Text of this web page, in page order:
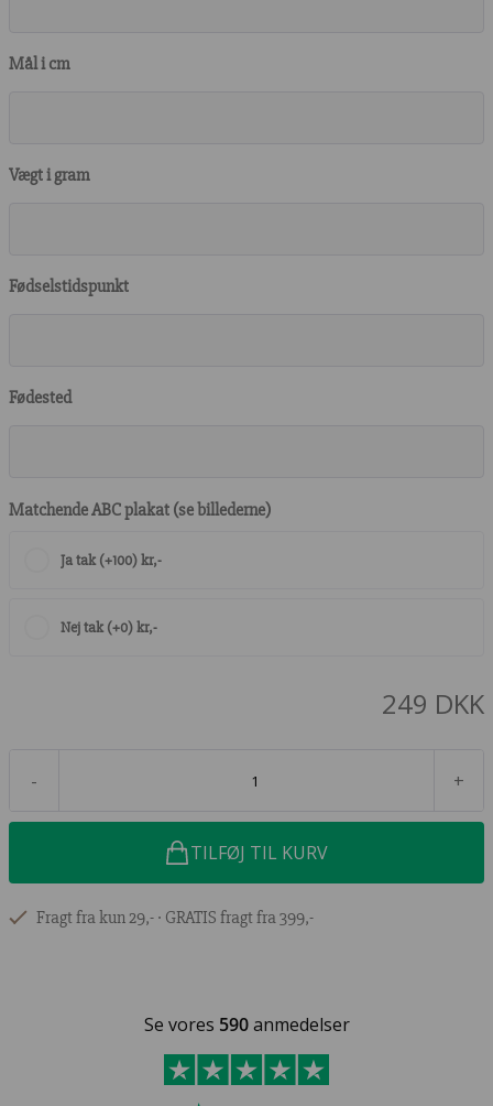
- +
TILFØJ TIL KURV
Mål i cm
Vægt i gram
Fødselstidspunkt
Fødested
Matchende ABC plakat (se billederne)
Ja tak (+100) kr,-
Nej tak (+0) kr,-
249 DKK
Fragt fra kun 29,- ∙ GRATIS fragt fra 399,-
Se vores 590anmedelser